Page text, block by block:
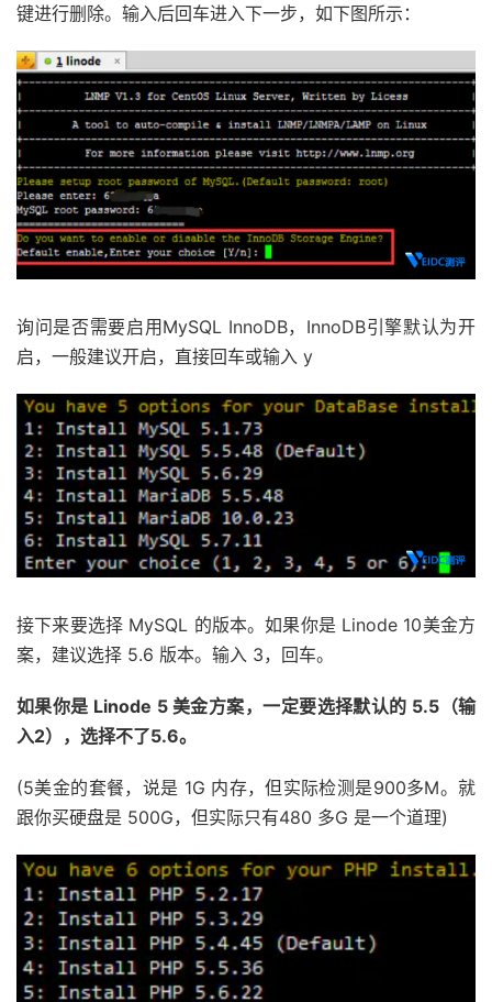
键进行删除。输入后回车进入下一步，如下图所示：
询问是否需要启用MySQL InnoDB，InnoDB引擎默认为开
启，一般建议开启，直接回车或输入 y
接下来要选择 MySQL 的版本。如果你是 Linode 10美金方
案，建议选择 5.6 版本。输入 3，回车。
如果你是 Linode 5 美金方案，一定要选择默认的 5.5（输
入2），选择不了5.6。
(5美金的套餐，说是 1G 内存，但实际检测是900多M。就
跟你买硬盘是 500G，但实际只有480 多G 是一个道理)